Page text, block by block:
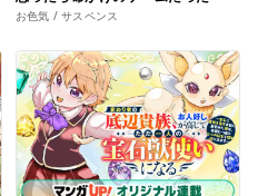
お色気 / サスペンス